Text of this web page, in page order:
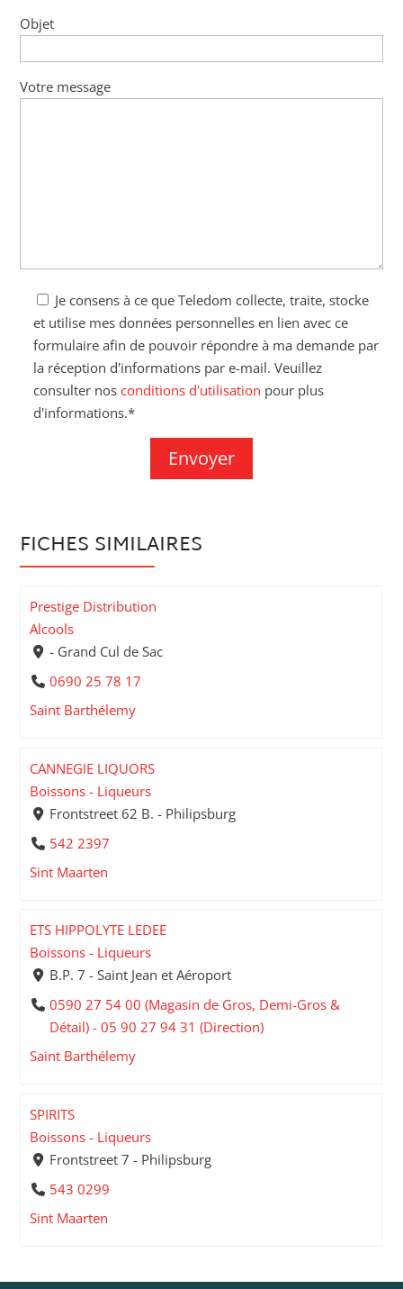
Objet
Votre message
Je consens à ce que Teledom collecte, traite, stocke
et utilise mes données personnelles en lien avec ce
formulaire afin de pouvoir répondre à ma demande par
la réception d'informations par e-mail. Veuillez
consulter nosconditions d'utilisation pour plus
d'informations.*
FICHES SIMILAIRES
Prestige Distribution
Alcools
- Grand Cul de Sac
0690 25 78 17
Saint Barthélemy
CANNEGIE LIQUORS
Boissons - Liqueurs
Frontstreet 62 B. - Philipsburg
542 2397
Sint Maarten
ETS HIPPOLYTE LEDEE
Boissons - Liqueurs
B.P. 7 - Saint Jean et Aéroport
0590 27 54 00 (Magasin de Gros, Demi-Gros &
Détail) - 05 90 27 94 31 (Direction)
Saint Barthélemy
SPIRITS
Boissons - Liqueurs
Frontstreet 7 - Philipsburg
543 0299
Sint Maarten